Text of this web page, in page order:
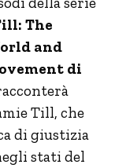
The
and
di
Till, che
di giustizia
stati del